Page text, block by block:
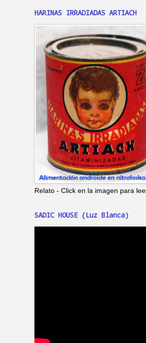
HARINAS IRRADIADAS ARTIACH
Relato - Click en la imagen para
SADIC HOUSE (Luz Blanca)